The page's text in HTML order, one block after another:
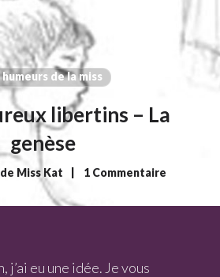
de la miss
libertins – La
genèse
de Miss Kat 1 Commentaire
j’ai eu une idée. Je vous